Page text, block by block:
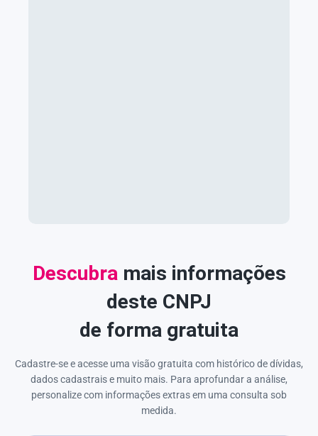
Descubramais informações
deste CNPJ
de forma gratuita
Cadastre-se e acesse uma visão gratuita com histórico de dívidas,
dados cadastrais e muito mais. Para aprofundar a análise,
personalize com informações extras em uma consulta sob
medida.